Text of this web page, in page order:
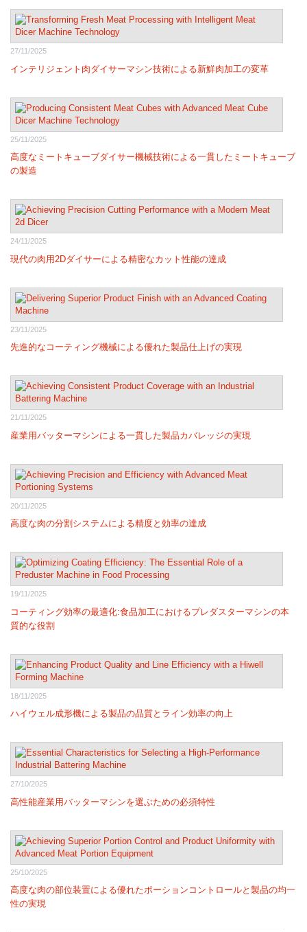
27/11/2025
インテリジェント肉ダイサーマシン技術による新鮮肉加工の変革
25/11/2025
高度なミートキューブダイサー機械技術による一貫したミートキューブ
の製造
24/11/2025
現代の肉用2Dダイサーによる精密なカット性能の達成
23/11/2025
先進的なコーティング機械による優れた製品仕上げの実現
21/11/2025
産業用バッターマシンによる一貫した製品カバレッジの実現
20/11/2025
高度な肉の分割システムによる精度と効率の達成
19/11/2025
コーティング効率の最適化:食品加工におけるプレダスターマシンの本
質的な役割
18/11/2025
ハイウェル成形機による製品の品質とライン効率の向上
27/10/2025
高性能産業用バッターマシンを選ぶための必須特性
25/10/2025
高度な肉の部位装置による優れたポーションコントロールと製品の均一
性の実現